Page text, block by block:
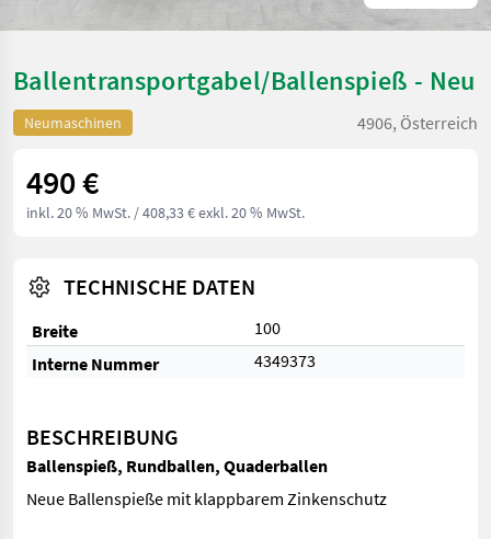
Ballentransportgabel/Ballenspieß - Neu
Neumaschinen 4906, Österreich
490 €
inkl. 20 % MwSt. / 408,33 € exkl. 20 % MwSt.
TECHNISCHE DATEN
Breite
100
Interne Nummer
4349373
BESCHREIBUNG
Ballenspieß, Rundballen, Quaderballen
Neue Ballenspieße mit klappbarem Zinkenschutz